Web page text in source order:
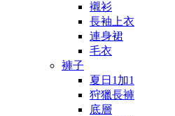
襯衫
長袖上衣
連身裙
毛衣
褲子
夏日1加1
狩獵長褲
底層